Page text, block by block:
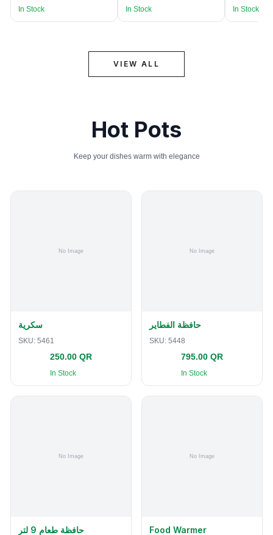
In Stock In Stock In Stock
VIEW ALL
Hot Pots
Keep your dishes warm with elegance
سكرية
SKU: 5461
250.00 QR
In Stock
حافظة الفطاير
SKU: 5448
795.00 QR
In Stock
حافظة طعام 9 لتر Food Warmer